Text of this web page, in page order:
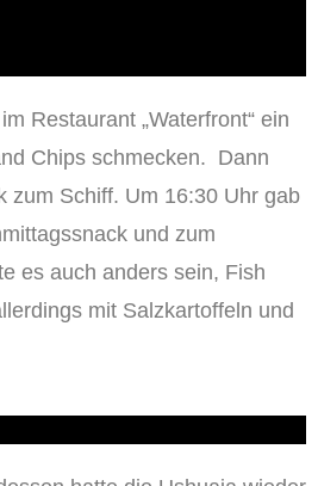
Restaurant „Waterfront“ ein
Chips schmecken. Dann
zum Schiff. Um 16:30 Uhr gab
und zum
es auch anders sein, Fish
mit Salzkartoffeln und